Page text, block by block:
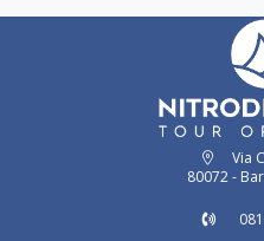
Via
80072 -